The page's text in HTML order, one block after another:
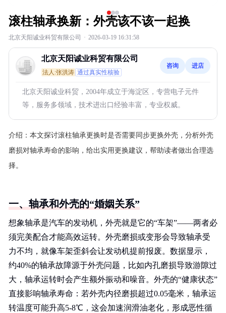
滚柱轴承换新：外壳该不该一起换
北京天阳诚业科贸有限公司 · 2026-03-19 16:31:58
北京天阳诚业科贸有限公司
法人:张洪涛 通过真实性核验
咨询 进店
北京天阳诚业科贸，2004年成立于海淀区，专营电子元件
等，服务多领域，技术进出口经验丰富，专业权威。
介绍： 本文探讨滚柱轴承更换时是否需要同步更换外壳，分析外壳
磨损对轴承寿命的影响，给出实用更换建议，帮助读者做出合理选
择。
一、轴承和外壳的“婚姻关系”
想象轴承是汽车的发动机，外壳就是它的“车架”——两者必
须完美配合才能高效运转。外壳磨损或变形会导致轴承受
力不均，就像车架歪斜会让发动机提前报废。数据显示，
约40%的轴承故障源于外壳问题，比如内孔磨损导致游隙过
大，轴承运转时会产生额外振动和噪音。外壳的“健康状态”
直接影响轴承寿命：若外壳内径磨损超过0.05毫米，轴承运
转温度可能升高5-8℃，这会加速润滑油老化，形成恶性循